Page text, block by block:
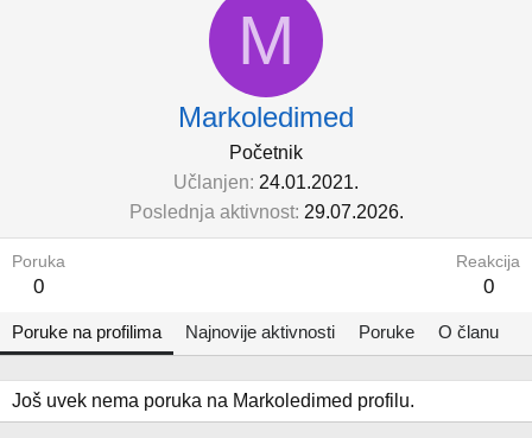
M
Markoledimed
Početnik
Učlanjen 24.01.2021.
Poslednja aktivnost 29.07.2026.
Poruka
0
Reakcija
0
Poruke na profilima Najnovije aktivnosti Poruke O članu
Još uvek nema poruka na Markoledimed profilu.